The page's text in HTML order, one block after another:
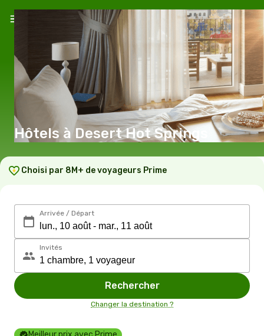
Hôtels à Desert Hot Springs
Choisi par 8M+ de voyageurs Prime
Arrivée / Départ
Invités
Rechercher
Changer la destination ?